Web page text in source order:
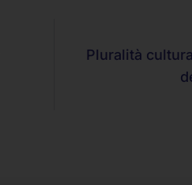
Pluralità